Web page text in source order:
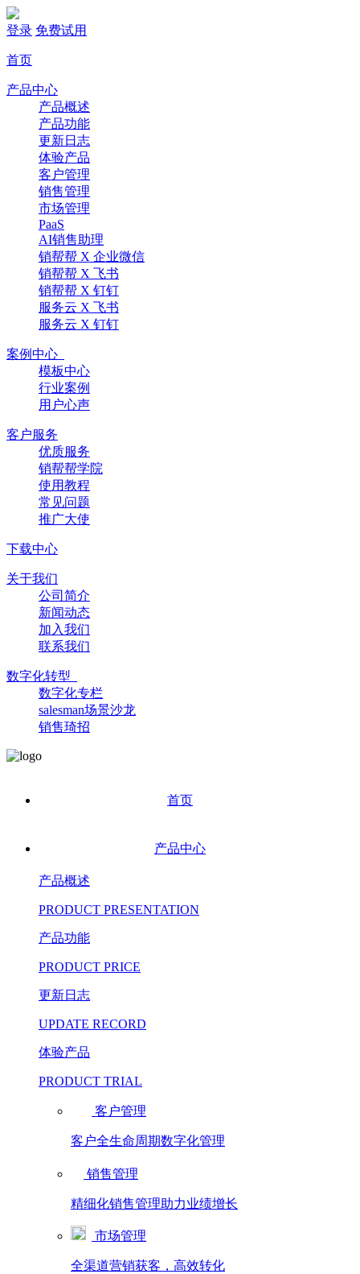
登录 免费试用
首页
产品中心
产品概述
产品功能
更新日志
体验产品
客户管理
销售管理
市场管理
PaaS
AI销售助理
销帮帮 X 企业微信
销帮帮 X 飞书
销帮帮 X 钉钉
服务云 X 飞书
服务云 X 钉钉
案例中心
模板中心
行业案例
用户心声
客户服务
优质服务
销帮帮学院
使用教程
常见问题
推广大使
下载中心
关于我们
公司简介
新闻动态
加入我们
联系我们
数字化转型
数字化专栏
salesman场景沙龙
销售琦招
首页
产品中心
产品概述
PRODUCT PRESENTATION
产品功能
PRODUCT PRICE
更新日志
UPDATE RECORD
体验产品
PRODUCT TRIAL
客户管理
客户全生命周期数字化管理
销售管理
精细化销售管理助力业绩增长
市场管理
全渠道营销获客，高效转化